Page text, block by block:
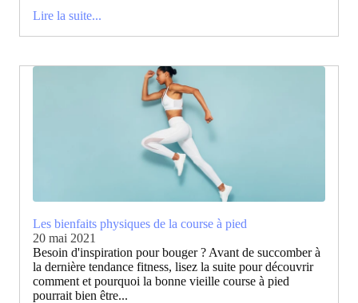
Lire la suite...
Les bienfaits physiques de la course à pied
20 mai 2021
Besoin d'inspiration pour bouger ? Avant de succomber à
la dernière tendance fitness, lisez la suite pour découvrir
comment et pourquoi la bonne vieille course à pied
pourrait bien être...